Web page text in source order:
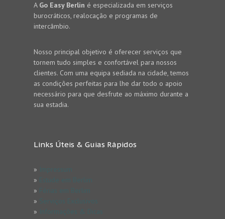
A Go Easy Berlin é especializada em serviços
burocráticos, realocação e programas de
intercâmbio.
Nosso principal objetivo é oferecer serviços que
tornem tudo simples e confortável para nossos
clientes. Com uma equipa sediada na cidade, temos
as condições perfeitas para lhe dar todo o apoio
necessário para que desfrute ao máximo durante a
sua estadia.
Links Úteis & Guias Rápidos
»
»
»
»
»